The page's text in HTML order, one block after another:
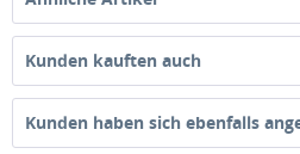
Kunden kauften auch
Kunden haben sich ebenfalls